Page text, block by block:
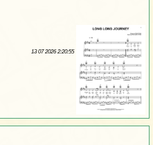
13 07 2026 2:20:55